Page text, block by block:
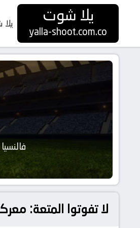
يلا شوت
yalla-shoot.com.co
فالنسيا
لا تفوتوا المتعة: